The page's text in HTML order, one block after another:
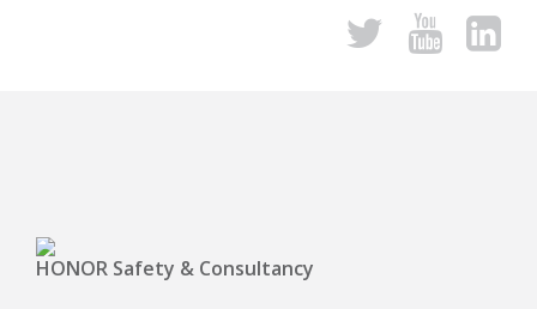
Casus valbeveiliging
Casus redding en evacuatie
HONOR Safety & Consultancy